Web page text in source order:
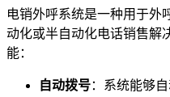
电销外呼系统是一种用于外
动化或半自动化电话销售解
能：
自动拨号：系统能够